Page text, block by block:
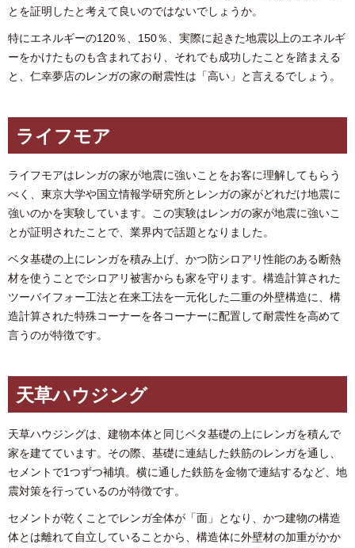
とを証明したと考えて良いのではないでしょうか。
特にエネルギーの120％、150％、実際に起きた地震以上のエネルギ
ーをかけたものも含まれており、それでも成功したことを踏まえる
と、仁幸夢店のレンガの家の耐震性は「高い」と言えるでしょう。
ライフモア
ライフモアはレンガの家が地震に強いことをお客に理解してもらう
べく、東京大学や国立情報学研究所とレンガの家がどれだけ地震に
強いのかを実験しています。この実験はレンガの家が地震に強いこ
とが証明されたことで、業界内で話題となりました。
ベタ基礎の上にレンガを積み上げ、かつ防シロアリ性能のある断熱
材を使うことでシロアリ被害からも家を守ります。構造計算された
ツーバイフォー工法と在来工法を一元化した二重の外壁構造に、構
造計算された特殊コーナーを各コーナーに配置して耐震性を高めて
言うのが特徴です。
天草ハウジング
天草ハウジングは、建物本体と同じベタ基礎の上にレンガを積んで
家を建てています。その際、基礎に連結した鉄筋のレンガを通し、
セメントで1つずつ補填。横に通した鉄筋を金物で連結するなど、地
震対策を行っているのが特徴です。
セメントが乾くことでレンガ全体が「面」となり、かつ建物の構造
体とは離れて自立していることから、構造体に外壁材の加重がかか